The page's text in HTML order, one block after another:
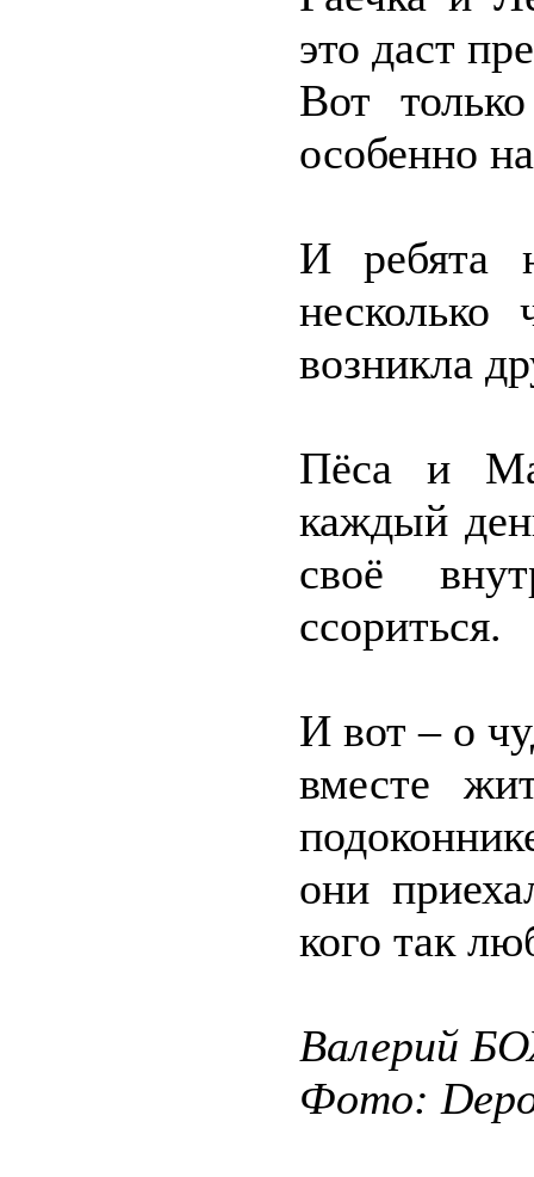
это даст
Вот
особенно
И ребята
несколько
возникла
Пёса и
каждый
своё
ссориться.
И вот – о
вместе
они
кого так
Валерий
Фото: